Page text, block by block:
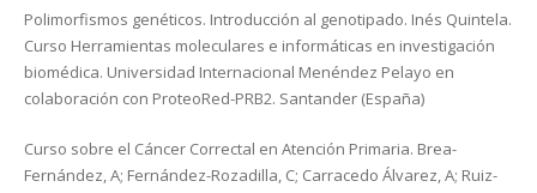
Polimorfismos genéticos. Introducción al genotipado. Inés Quintela.
Curso Herramientas moleculares e informáticas en investigación
biomédica. Universidad Internacional Menéndez Pelayo en
colaboración con ProteoRed-PRB2. Santander (España)
Curso sobre el Cáncer Correctal en Atención Primaria. Brea-
Fernández, A; Fernández-Rozadilla, C; Carracedo Álvarez, A; Ruiz-